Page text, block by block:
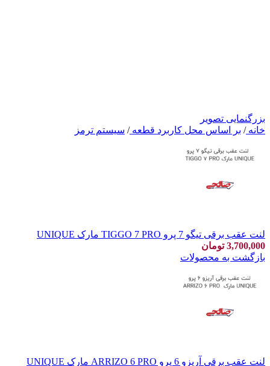
بزرگنمایی تصویر
خانه/ بر اساس محل کاربرد قطعه/ سیستم ترمز
لنت عقب برقی تیگو 7 پرو TIGGO 7 PRO مارک UNIQUE
3,700,000 تومان
بازگشت به محصولات
لنت عقب برقی آریزو 6 پرو ARRIZO 6 PRO مارک UNIQUE